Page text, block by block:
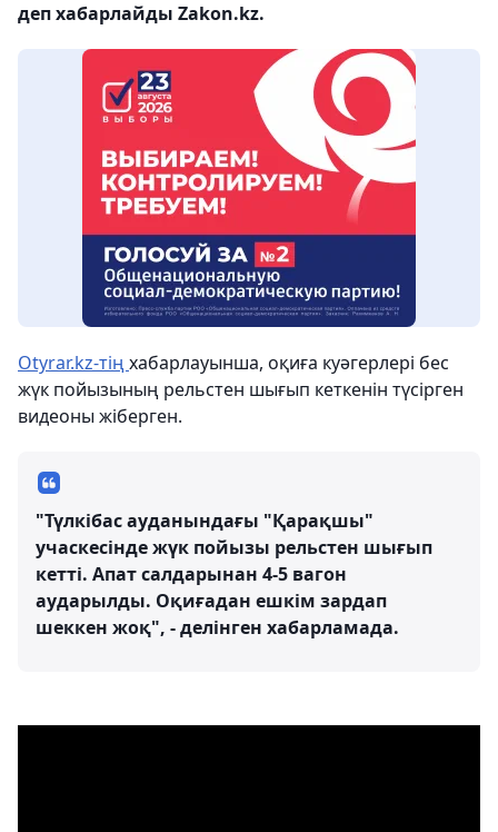
деп хабарлайды Zakon.kz.
Оtyrar.kz-тің хабарлауынша, оқиға куәгерлері бес
жүк пойызының рельстен шығып кеткенін түсірген
видеоны жіберген.
"Түлкібас ауданындағы "Қарақшы"
учаскесінде жүк пойызы рельстен шығып
кетті. Апат салдарынан 4-5 вагон
аударылды. Оқиғадан ешкім зардап
шеккен жоқ", - делінген хабарламада.